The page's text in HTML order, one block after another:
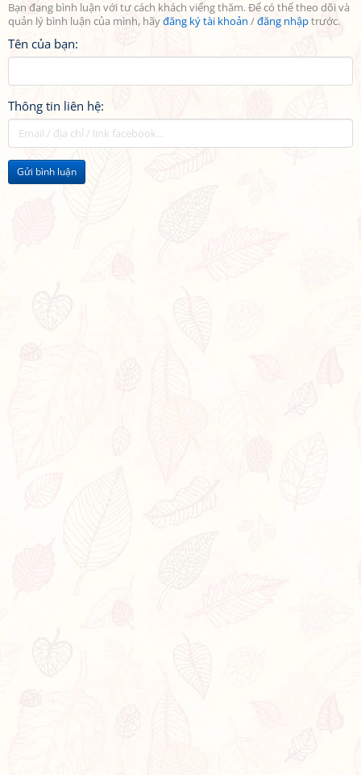
Bạn đang bình luận với tư cách khách viếng thăm. Để có thể theo dõi và
quản lý bình luận của mình, hãyđăng ký tài khoản /đăng nhậptrước.
Tên của bạn:
Thông tin liên hệ:
Gửi bình luận